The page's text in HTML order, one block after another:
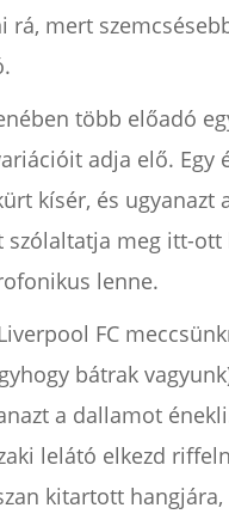
rá, mert
több előadó
adja elő. Egy
kísér, és ugyanazt
szólaltatja meg itt-ott
lenne.
FC
bátrak
a dallamot
lelátó elkezd
kitartott